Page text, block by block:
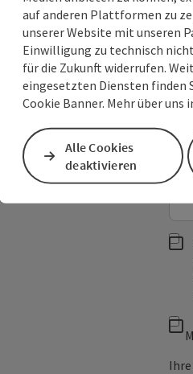
auf anderen Plattformen zu
unserer Website mit unseren
Einwilligung zu technisch
für die Zukunft widerrufen.
eingesetzten Diensten finden
Cookie Banner. Mehr über uns
Alle Cookies
deaktivieren